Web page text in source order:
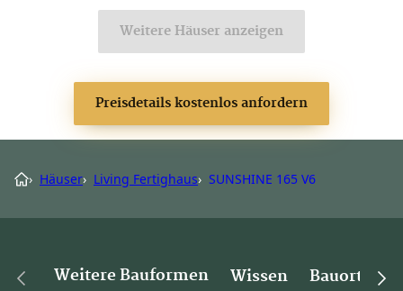
Weitere Häuser anzeigen
Preisdetails kostenlos anfordern
› Häuser› Living Fertighaus› SUNSHINE 165 V6
Weitere Bauformen Wissen Bauorte